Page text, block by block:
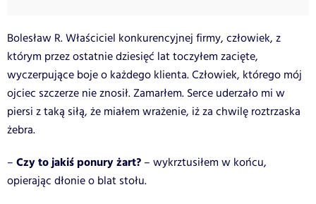
Bolesław R. Właściciel konkurencyjnej firmy, człowiek, z
którym przez ostatnie dziesięć lat toczyłem zacięte,
wyczerpujące boje o każdego klienta. Człowiek, którego mój
ojciec szczerze nie znosił. Zamarłem. Serce uderzało mi w
piersi z taką siłą, że miałem wrażenie, iż za chwilę roztrzaska
żebra.
– Czy to jakiś ponury żart? – wykrztusiłem w końcu,
opierając dłonie o blat stołu.